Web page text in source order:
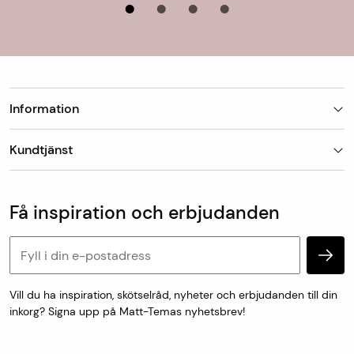
Information
Om Matt-Tema
Vanliga frågor
Kundtjänst
Köp & leveransvillkor
Retur & reklamation
Personuppgifter och cookies
Få inspiration och erbjudanden
Vill du ha inspiration, skötselråd, nyheter och erbjudanden till din
inkorg? Signa upp på Matt-Temas nyhetsbrev!